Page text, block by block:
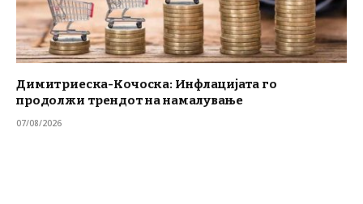
Димитриеска-Кочоска: Инфлацијата го
продолжи трендот на намалување
07/08/2026